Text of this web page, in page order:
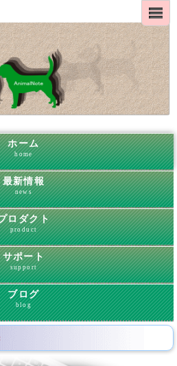
ホーム
home
最新情報
news
ロダクト
product
サポート
support
ブログ
blog